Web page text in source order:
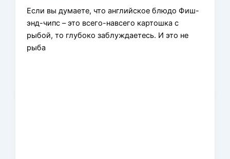
Если вы думаете, что английское блюдо Фиш-
энд-чипс – это всего-навсего картошка с
рыбой, то глубоко заблуждаетесь. И это не
рыба